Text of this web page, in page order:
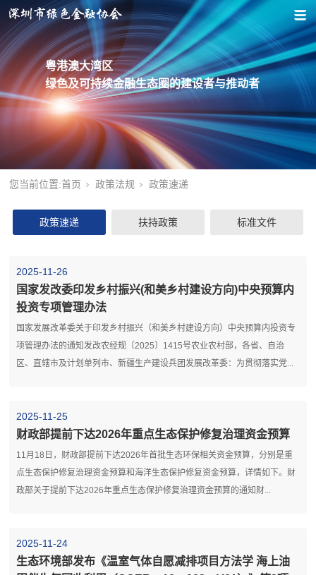
粤港澳大湾区
绿色及可持续金融生态圈的建设者与推动者
您当前位置:首页 政策法规 政策速递
政策速递 扶持政策 标准文件
2025-11-26
国家发改委印发乡村振兴(和美乡村建设方向)中央预算内
投资专项管理办法
国家发展改革委关于印发乡村振兴（和美乡村建设方向）中央预算内投资专
项管理办法的通知发改农经规〔2025〕1415号农业农村部，各省、自治
区、直辖市及计划单列市、新疆生产建设兵团发展改革委：为贯彻落实党...
2025-11-25
财政部提前下达2026年重点生态保护修复治理资金预算
11月18日，财政部提前下达2026年首批生态环保相关资金预算，分别是重
点生态保护修复治理资金预算和海洋生态保护修复资金预算，详情如下。财
政部关于提前下达2026年重点生态保护修复治理资金预算的通知财...
2025-11-24
生态环境部发布《温室气体自愿减排项目方法学 海上油